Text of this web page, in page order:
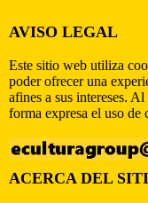
AVISO LEGAL
Este sitio web utiliza
poder ofrecer una
afines a sus intereses.
forma expresa el uso de
ACERCA DEL